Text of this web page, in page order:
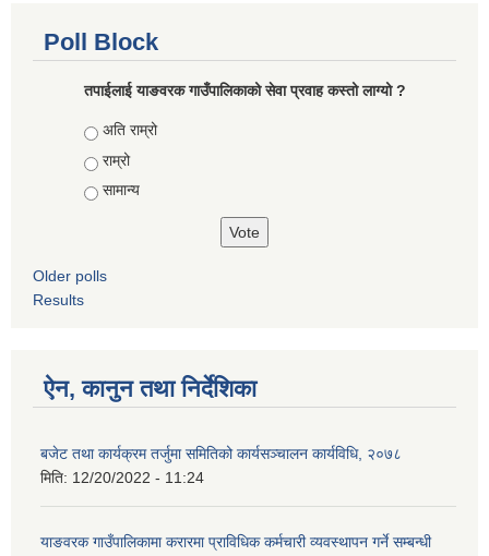
Poll Block
तपाईलाई याङवरक गाउँपालिकाको सेवा प्रवाह कस्तो लाग्यो ?
Choices
अति राम्रो
राम्रो
सामान्य
Older polls
Results
ऐन, कानुन तथा निर्देशिका
बजेट तथा कार्यक्रम तर्जुमा समितिको कार्यसञ्चालन कार्यविधि, २०७८
मिति: 12/20/2022 - 11:24
याङवरक गाउँपालिकामा करारमा प्राविधिक कर्मचारी व्यवस्थापन गर्ने सम्बन्धी